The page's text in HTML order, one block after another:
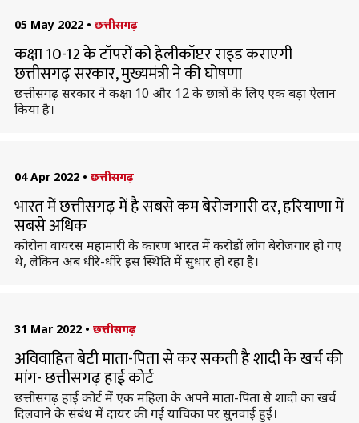
05 May 2022 • छत्तीसगढ़
कक्षा 10-12 के टॉपरों को हेलीकॉप्टर राइड कराएगी
छत्तीसगढ़ सरकार, मुख्यमंत्री ने की घोषणा
छत्तीसगढ़ सरकार ने कक्षा 10 और 12 के छात्रों के लिए एक बड़ा ऐलान
किया है।
04 Apr 2022 • छत्तीसगढ़
भारत में छत्तीसगढ़ में है सबसे कम बेरोजगारी दर, हरियाणा में
सबसे अधिक
कोरोना वायरस महामारी के कारण भारत में करोड़ों लोग बेरोजगार हो गए
थे, लेकिन अब धीरे-धीरे इस स्थिति में सुधार हो रहा है।
31 Mar 2022 • छत्तीसगढ़
अविवाहित बेटी माता-पिता से कर सकती है शादी के खर्च की
मांग- छत्तीसगढ़ हाई कोर्ट
छत्तीसगढ़ हाई कोर्ट में एक महिला के अपने माता-पिता से शादी का खर्च
दिलवाने के संबंध में दायर की गई याचिका पर सुनवाई हुई।